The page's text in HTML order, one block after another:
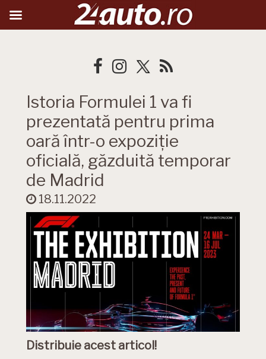
Istoria Formulei 1 va fi
prezentată pentru prima
oară într-o expoziție
oficială, găzduită temporar
de Madrid
18.11.2022
Distribuie acest articol!